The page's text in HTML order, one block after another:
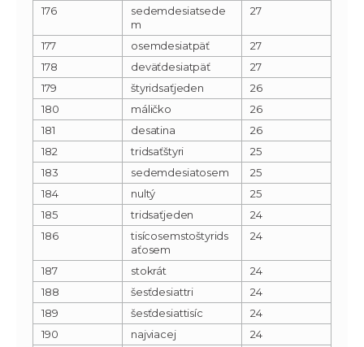
176
sedemdesiatsede
m
27
177 osemdesiatpäť
27
178
deväťdesiatpäť
27
179
štyridsaťjeden
26
180
máličko
26
181
desatina
26
182
tridsaťštyri
25
183
sedemdesiatosem
25
184
nultý
25
185
tridsaťjeden
24
186
tisícosemstoštyrids
aťosem
24
187 stokrát
24
188
šesťdesiattri
24
189
šesťdesiattisíc
24
190
najviacej
24